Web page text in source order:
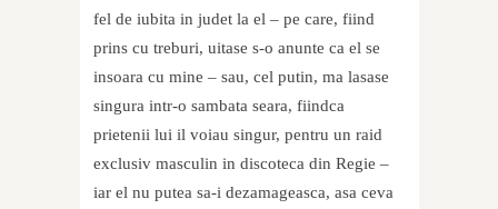
fel de iubita in judet la el – pe care, fiind
prins cu treburi, uitase s-o anunte ca el se
insoara cu mine – sau, cel putin, ma lasase
singura intr-o sambata seara, fiindca
prietenii lui il voiau singur, pentru un raid
exclusiv masculin in discoteca din Regie –
iar el nu putea sa-i dezamageasca, asa ceva